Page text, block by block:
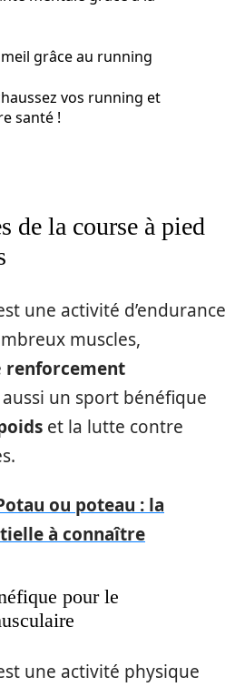
grâce au running
vos running et
santé !
de la course à pied
une activité d’endurance
muscles,
renforcement
aussi un sport bénéfique
et la lutte contre
ou poteau : la
à connaître
pour le
une activité physique